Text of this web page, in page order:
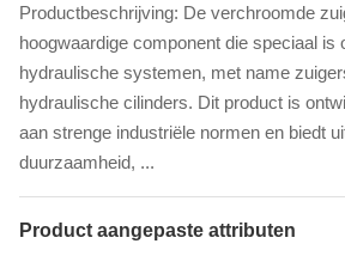
Productbeschrijving: De verchroomde
hoogwaardige component die speciaal is
hydraulische systemen, met name
hydraulische cilinders. Dit product is
aan strenge industriële normen en biedt
duurzaamheid, ...
Product aangepaste attributen